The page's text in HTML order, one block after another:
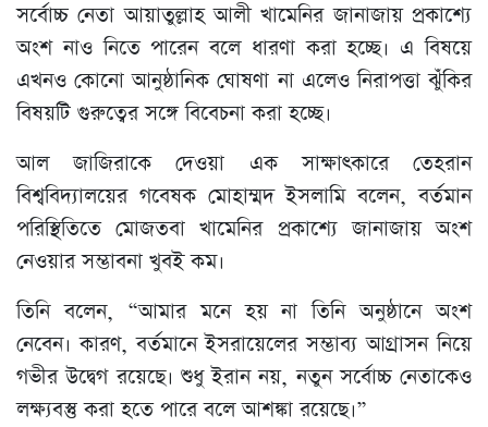
সর্বোচ্চ নেতা আয়াতুল্লাহ আলী খামেনির জানাজায় প্রকাশ্যে
অংশ নাও নিতে পারেন বলে ধারণা করা হচ্ছে। এ বিষয়ে
এখনও কোনো আনুষ্ঠানিক ঘোষণা না এলেও নিরাপত্তা ঝুঁকির
বিষয়টি গুরুত্বের সঙ্গে বিবেচনা করা হচ্ছে।
আল জাজিরাকে দেওয়া এক সাক্ষাৎকারে তেহরান
বিশ্ববিদ্যালয়ের গবেষক মোহাম্মদ ইসলামি বলেন, বর্তমান
পরিস্থিতিতে মোজতবা খামেনির প্রকাশ্যে জানাজায় অংশ
নেওয়ার সম্ভাবনা খুবই কম।
তিনি বলেন, “আমার মনে হয় না তিনি অনুষ্ঠানে অংশ
নেবেন। কারণ, বর্তমানে ইসরায়েলের সম্ভাব্য আগ্রাসন নিয়ে
গভীর উদ্বেগ রয়েছে। শুধু ইরান নয়, নতুন সর্বোচ্চ নেতাকেও
লক্ষ্যবস্তু করা হতে পারে বলে আশঙ্কা রয়েছে।”